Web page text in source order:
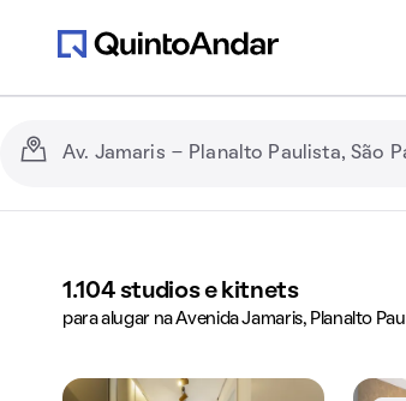
1.104 studios e kitnets
para alugar na Avenida Jamaris, Planalto